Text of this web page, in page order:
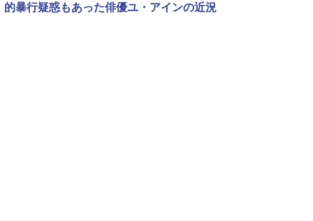
的暴行疑惑もあった俳優ユ・アインの近況